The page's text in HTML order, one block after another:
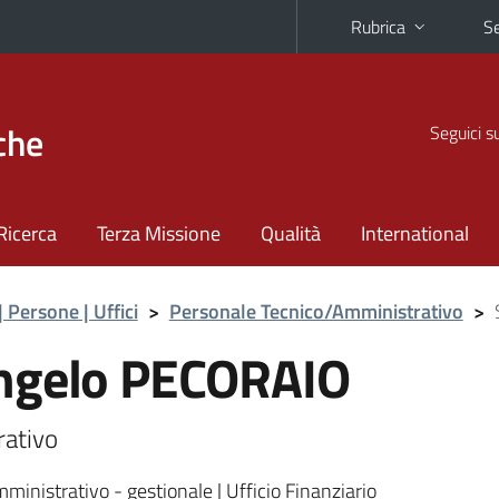
Rubrica
Seguici
Terza Missione Qualità International
Persone | Uffici > Personale Tecnico/Amministrativo >
PECORAIO
- gestionale | Ufficio Finanziario